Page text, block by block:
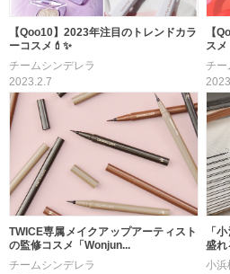
【Qoo10】2023年注目のトレンドカラ
ーコスメ💄✨
チームシンデレラ
2023.2.7
【
ス
チー
TWICE専属メイクアップアーティスト
の監修コスメ「Wonjun...
チームシンデレラ
「
盛れ
小浜